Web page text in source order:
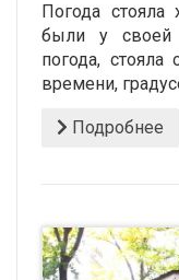
Погода
были у своей
погода, стояла
времени,
Подробнее